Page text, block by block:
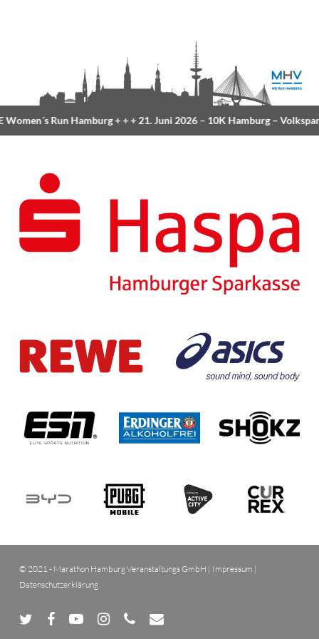
Run Hamburg+ + +21. Juni 2026 –10K Hamburg–
© 2021 - Marathon Hamburg Veranstaltungs GmbH | Impressum |
Datenschutzerklärung
twitter facebookyoutube instagram
phone email